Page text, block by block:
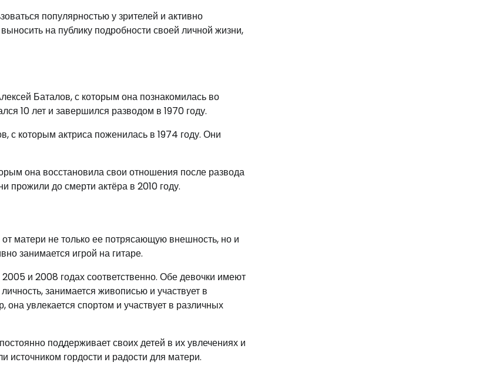
популярностью у зрителей и активно
на публику подробности своей личной жизни,
Баталов, с которым она познакомилась во
10 лет и завершился разводом в 1970 году.
которым актриса поженилась в 1974 году. Они
она восстановила свои отношения после развода
до смерти актёра в 2010 году.
матери не только ее потрясающую внешность, но и
занимается игрой на гитаре.
и 2008 годах соответственно. Обе девочки имеют
занимается живописью и участвует в
увлекается спортом и участвует в различных
поддерживает своих детей в их увлечениях и
гордости и радости для матери.